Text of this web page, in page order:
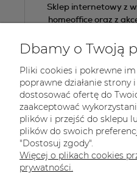
Sklep internetowy z
homeoffice oraz z
Tel.:
+48
E-mail:
Zapisz się do
Dbamy o Twoją
Pliki cookies i pokrewne
poprawne działanie strony
dostosować ofertę do
zaakceptować
plików i przejść do sklepu
plików do swoich
"Dostosuj zgody".
Więcej o plikach cookies
prywatności.